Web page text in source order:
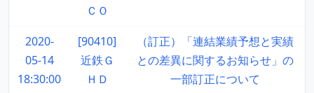
ＣＯ
2020-
05-14
18:30:00
[90410]
近鉄Ｇ
ＨＤ
（訂正）「連結業績予想と実績
との差異に関するお知らせ」の
一部訂正について